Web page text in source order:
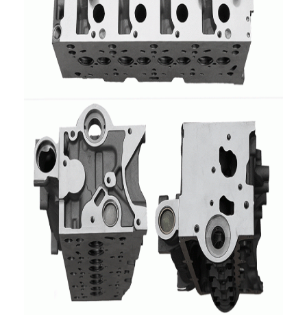
محرك أسطوانة قالب
كامل الاسطوانة
محرك الاسطوانة
عمود الحدبات محرك
المحرك توصيل رود
محرك الروك ذراع
سيارة صمامات المحرك
إصلاح رئيس اسطوانة
العمود المرفقي بكرة
أسطوانة رأس حشية